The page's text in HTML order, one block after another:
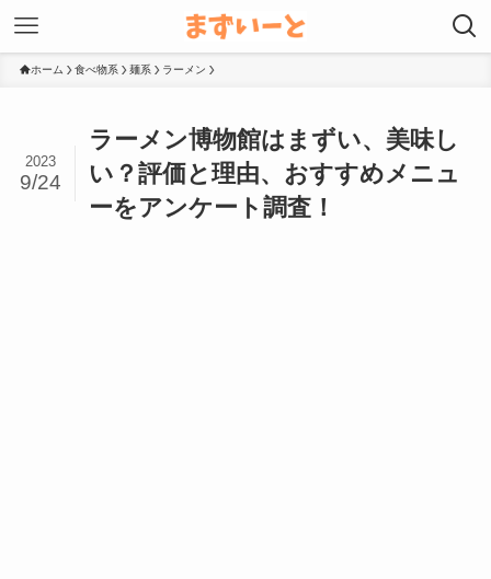
ホーム 食べ物系 麺系 ラーメン
ラーメン博物館はまずい、美味し
い？評価と理由、おすすめメニュ
ーをアンケート調査！
2023
9/24